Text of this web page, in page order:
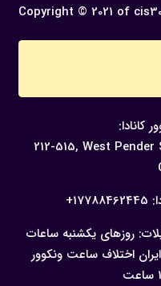
Copyright © 2021 of
212-515, West
17788462445+
روزهای یکشنبه ساعات
اختلاف ساعت ونکوور